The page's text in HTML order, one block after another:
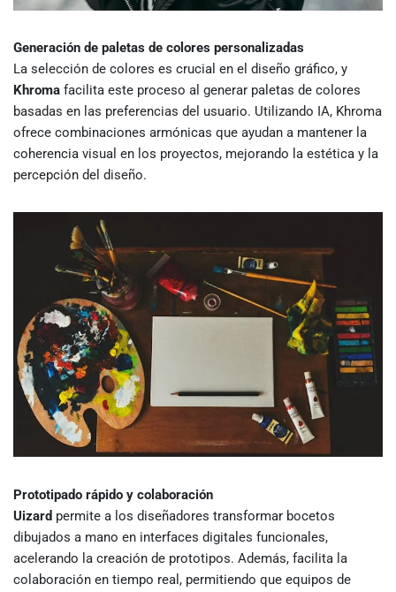
Generación de paletas de colores personalizadas
La selección de colores es crucial en el diseño gráfico, y
Khroma facilita este proceso al generar paletas de colores
basadas en las preferencias del usuario. Utilizando IA, Khroma
ofrece combinaciones armónicas que ayudan a mantener la
coherencia visual en los proyectos, mejorando la estética y la
percepción del diseño.
Prototipado rápido y colaboración
Uizard permite a los diseñadores transformar bocetos
dibujados a mano en interfaces digitales funcionales,
acelerando la creación de prototipos. Además, facilita la
colaboración en tiempo real, permitiendo que equipos de